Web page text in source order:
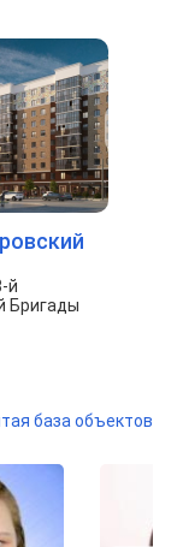
й
Бригады
база объектов